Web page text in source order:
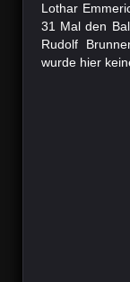
Lothar
31 Mal den
Rudolf
wurde hier